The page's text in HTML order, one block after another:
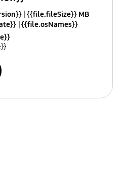
{{file.fileSize}} MB
{{file.osNames}}